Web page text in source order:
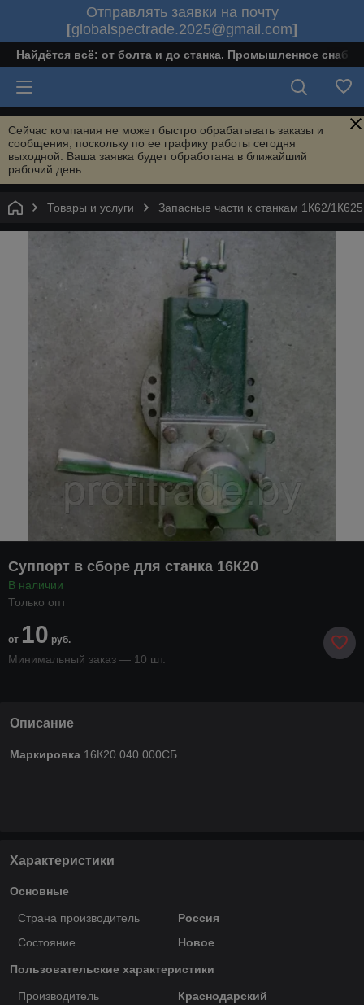
Отправлять заявки на почту
[globalspectrade.2025@gmail.com]
Найдётся всё: от болта и до станка. Промышленное
Сейчас компания не может быстро обрабатывать заказы и
сообщения, поскольку по ее графику работы сегодня
выходной. Ваша заявка будет обработана в ближайший
рабочий день.
Товары и услуги Запасные части к станкам 1К62/
Суппорт в сборе для станка 16К20
В наличии
Только опт
от 10 руб.
Минимальный заказ — 10 шт.
Описание
Маркировка 16К20.040.000СБ
Характеристики
Основные
Страна производитель
Россия
Состояние
Новое
Пользовательские характеристики
Производитель
Краснодарский